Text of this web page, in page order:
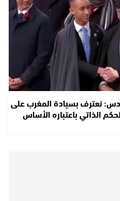
نعترف بسيادة المغرب على
الذاتي باعتباره الأساس